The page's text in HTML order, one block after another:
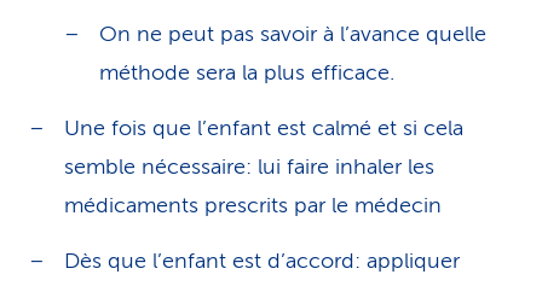
On ne peut pas savoir à l’avance quelle
méthode sera la plus efficace.
Une fois que l’enfant est calmé et si cela
semble nécessaire: lui faire inhaler les
médicaments prescrits par le médecin
Dès que l’enfant est d’accord: appliquer